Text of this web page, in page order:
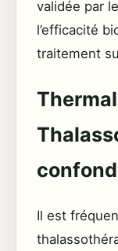
validée par
l’efficacité
traitement
Il est